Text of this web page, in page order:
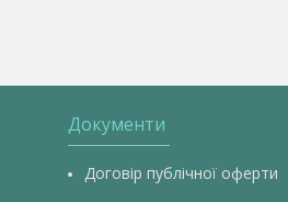
Документи
Договір публічної оферти